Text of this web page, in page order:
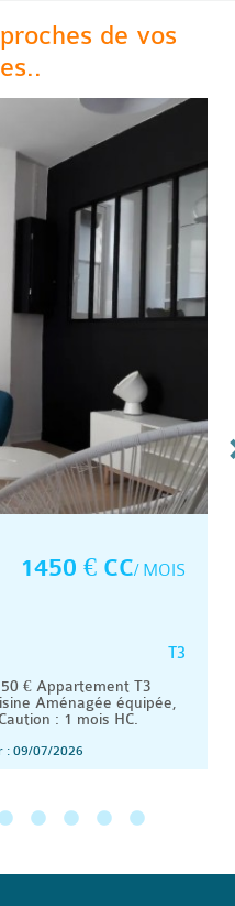
de vos
1450 € CC/ MOIS
T3
€ Appartement T3
Aménagée équipée,
: 1 mois HC.
: 09/07/2026